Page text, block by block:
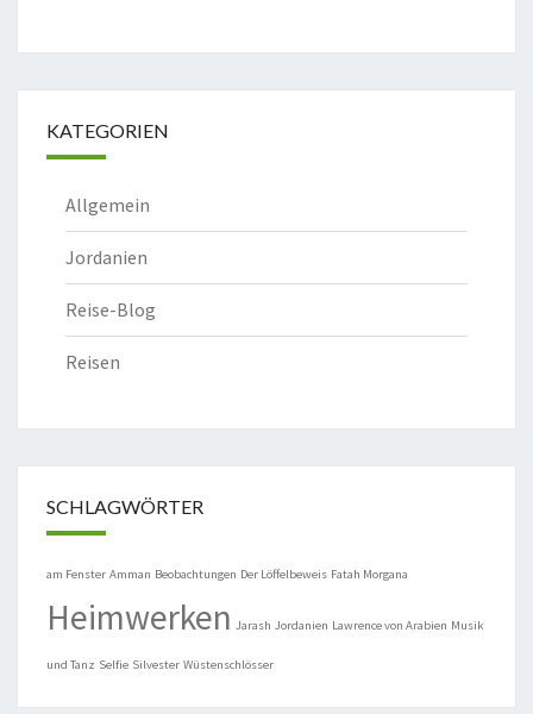
KATEGORIEN
Allgemein
Jordanien
Reise-Blog
Reisen
SCHLAGWÖRTER
am Fenster Amman Beobachtungen Der Löffelbeweis Fatah Morgana
Heimwerken Jarash Jordanien Lawrence von Arabien Musik
und Tanz Selfie Silvester Wüstenschlösser